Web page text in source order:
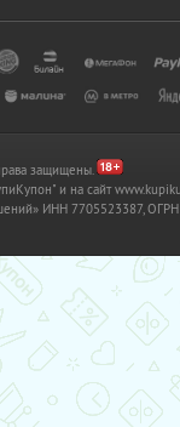
защищены.
и на сайт
ИНН 7705523387,